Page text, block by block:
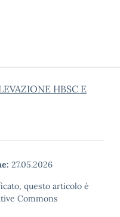
HBSC E
27.05.2026
questo articolo è
Commons